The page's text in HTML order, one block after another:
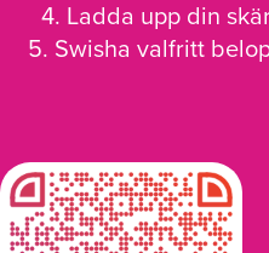
4. Ladda upp din
5. Swisha valfritt